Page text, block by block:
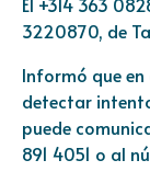
3220870, de
Informó que
detectar
puede
891 4051 o al